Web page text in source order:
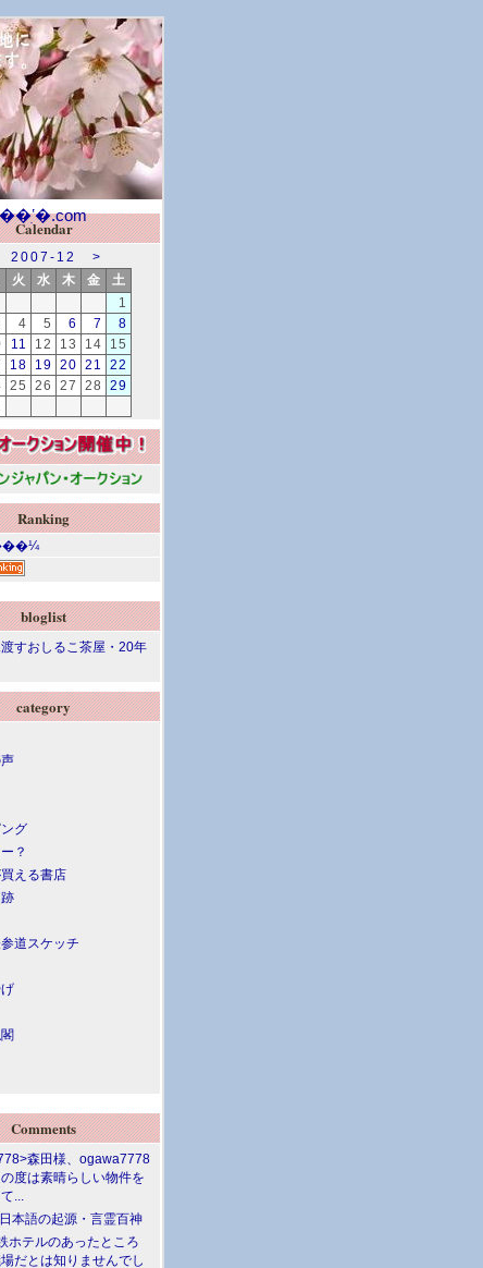
Calendar
2007-12
>
火 水 木 金
土
1
4 5 6 7
8
11 12 13 14
15
18 19 20 21
22
25 26 27 28
29
Ranking
bloglist
すおしるこ茶屋・20年
category
グ
？
える書店
道スケッチ
Comments
森田様、ogawa7778
度は素晴らしい物件を
...
本語の起源・言霊百神
ホテルのあったところ
だとは知りませんでし